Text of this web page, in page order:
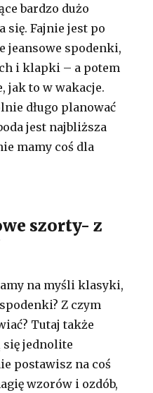
bardzo dużo
Fajnie jest po
jeansowe spodenki,
i klapki – a potem
jak to w wakacje.
długo planować
jest najbliższa
mamy coś dla
szorty- z
na myśli klasyki,
Z czym
Tutaj także
się jednolite
postawisz na coś
wzorów i ozdób,